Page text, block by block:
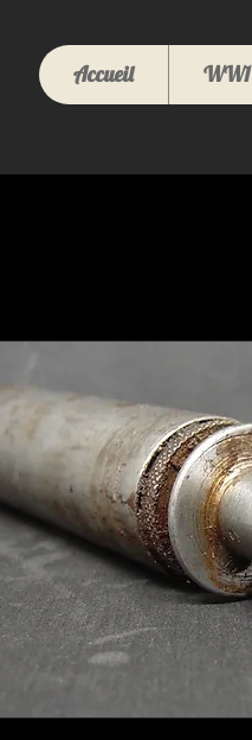
Accueil WW1